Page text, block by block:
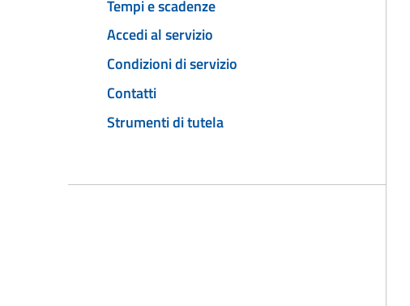
Tempi e scadenze
Accedi al servizio
Condizioni di servizio
Contatti
Strumenti di tutela